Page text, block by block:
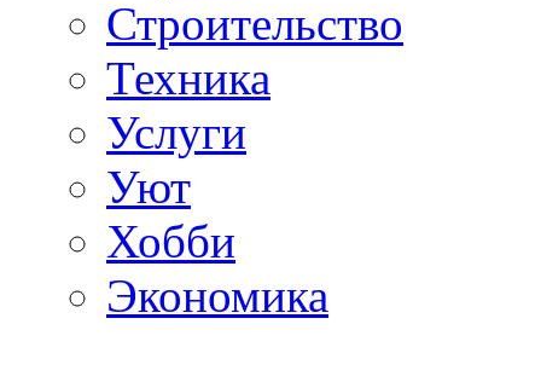
Строительство
Техника
Услуги
Уют
Хобби
Экономика